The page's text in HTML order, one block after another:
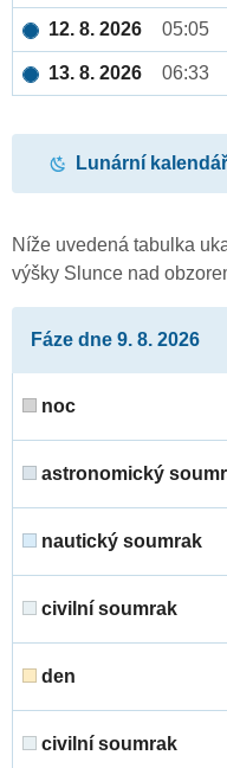
12. 8. 2026 05:05
13. 8. 2026 06:33
Lunární kalendář
Níže uvedená tabulka
výšky Slunce nad
Fáze dne 9. 8. 2026
noc
astronomický
nautický soumrak
civilní soumrak
den
civilní soumrak